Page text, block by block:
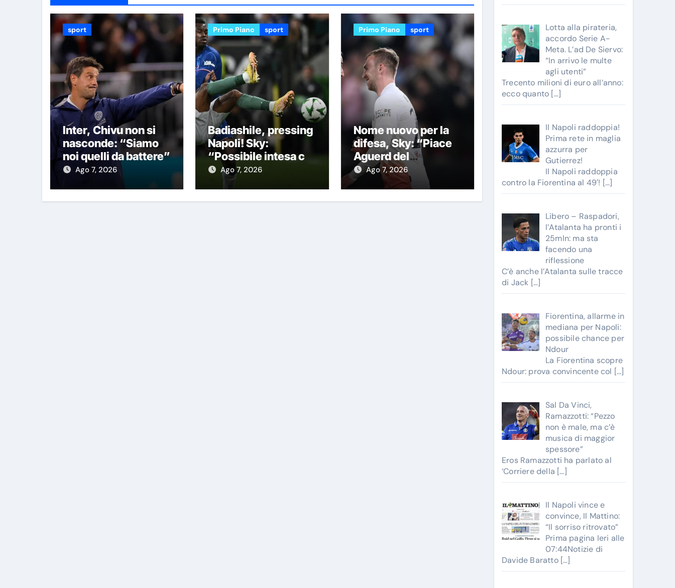
sport
Inter, Chivu non si
nasconde: “Siamo
noi quelli da battere”
Ago 7, 2026
Primo Piano sport
Badiashile, pressing
Napoli! Sky:
“Possibile intesa col
Chelsea con questa
formula”
Ago 7, 2026
Primo Piano sport
Nome nuovo per la
difesa, Sky: “Piace
Aguerd del
Marsiglia”
Ago 7, 2026
Lotta alla pirateria,
accordo Serie A-
Meta. L’ad De Siervo:
“In arrivo le multe
agli utenti”
Trecento milioni di euro all’anno:
ecco quanto […]
Il Napoli raddoppia!
Prima rete in maglia
azzurra per
Gutierrez!
Il Napoli raddoppia
contro la Fiorentina al 49′! […]
Libero – Raspadori,
l’Atalanta ha pronti i
25mln: ma sta
facendo una
riflessione
C’è anche l’Atalanta sulle tracce
di Jack […]
Fiorentina, allarme in
mediana per Napoli:
possibile chance per
Ndour
La Fiorentina scopre
Ndour: prova convincente col […]
Sal Da Vinci,
Ramazzotti: “Pezzo
non è male, ma c’è
musica di maggior
spessore”
Eros Ramazzotti ha parlato al
‘Corriere della […]
Il Napoli vince e
convince, Il Mattino:
“Il sorriso ritrovato”
Prima pagina Ieri alle
07:44Notizie di
Davide Baratto […]